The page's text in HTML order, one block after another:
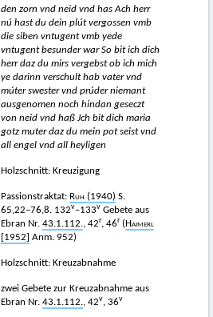
den zorn vnd neid vnd has Ach herr
nú hast du dein plút vergossen vmb
die siben vntugent vmb yede
vntugent besunder war So bit ich dich
herr daz du mirs vergebst ob ich mich
ye darinn verschult hab vater vnd
múter swester vnd prúder niemant
ausgenomen noch hindan geseczt
von neid vnd haß Jch bit dich maria
gotz muter daz du mein pot seist vnd
all engel vnd all heyligen
Holzschnitt: Kreuzigung
Passionstraktat: Ruh (1940) S.
65,22−76,8. 132v–133v Gebete aus
Ebran Nr. 43.1.112., 42r, 46r ( Haimerl
[1952]
Anm. 952)
Holzschnitt: Kreuzabnahme
zwei Gebete zur Kreuzabnahme aus
Ebran Nr. 43.1.112., 42v, 36v